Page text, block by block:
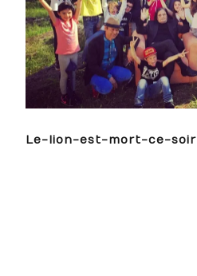
Le-lion-est-mort-ce-soir